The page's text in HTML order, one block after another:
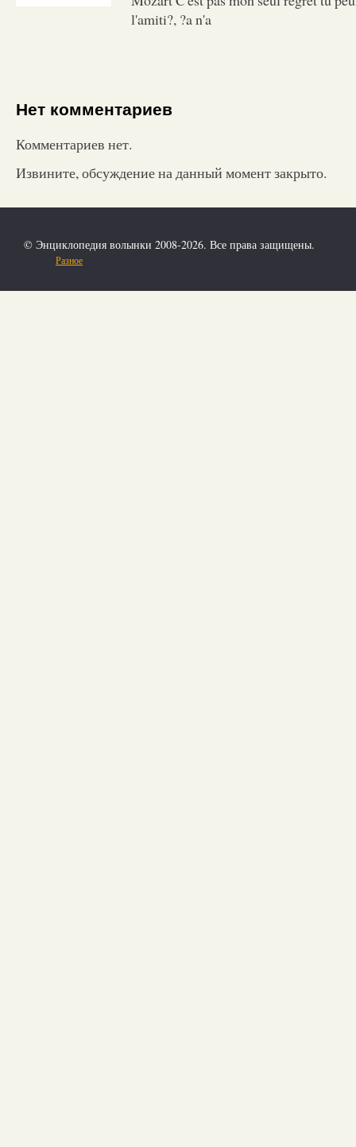
l'amiti?, ?a n'a
Нет комментариев
Комментариев нет.
Извините, обсуждение на данный момент закрыто.
© Энциклопедия волынки 2008-2026. Все права защищены.
Разное